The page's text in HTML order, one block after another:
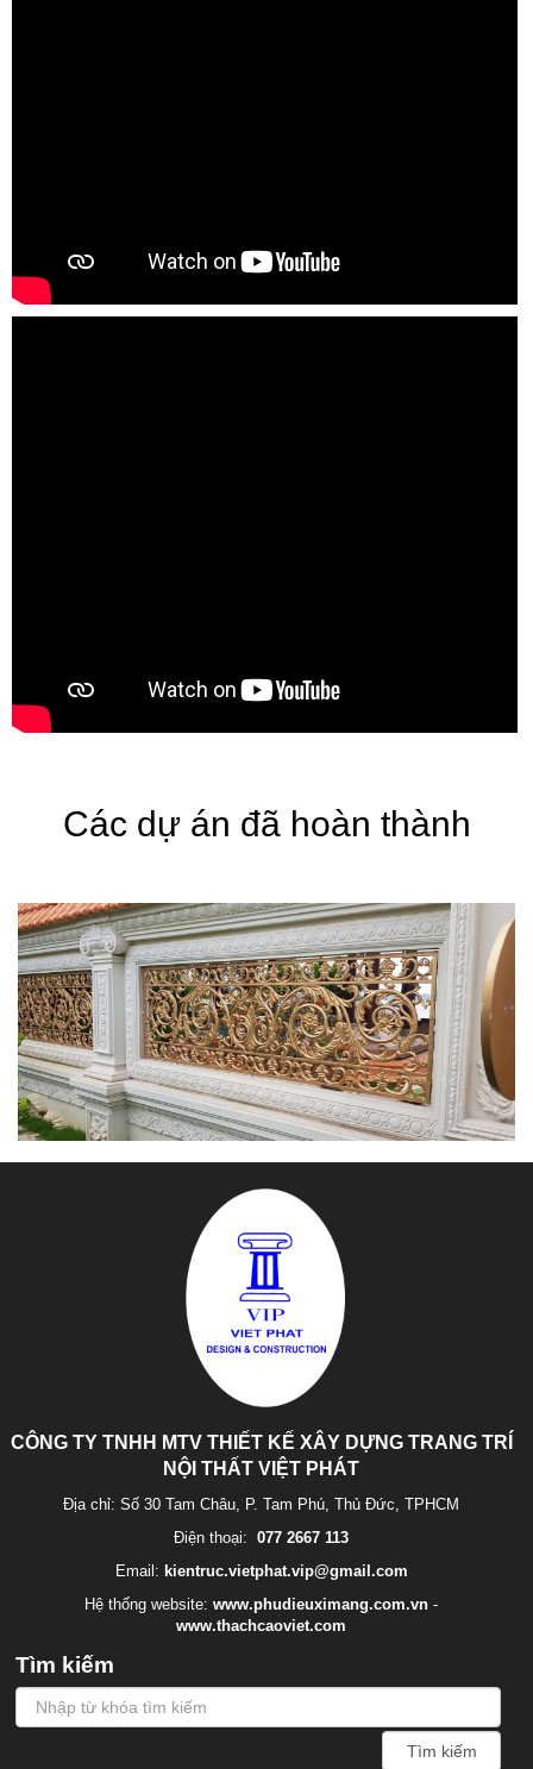
Các dự án đã hoàn thành
CÔNG TY TNHH MTV THIẾT KẾ XÂY DỰNG TRANG TRÍ
NỘI THẤT VIỆT PHÁT
Địa chỉ: Số 30 Tam Châu, P. Tam Phú, Thủ Đức, TPHCM
Điện thoại:077 2667 113
Email: kientruc.vietphat.vip@gmail.com
Hệ thống website:www.phudieuximang.com.vn -
www.thachcaoviet.com
Tìm kiếm